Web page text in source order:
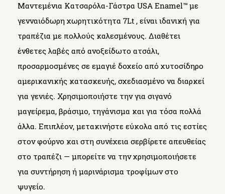
Μαντεμένια Κατσαρόλα-Γάστρα USA Enamel™ με
γενναιόδωρη χωρητικότητα 7Lt , είναι ιδανική για
τραπέζια με πολλούς καλεσμένους. Διαθέτει
ένθετες λαβές από ανοξείδωτο ατσάλι,
προσαρμοσμένες σε εμαγιέ δοχείο από χυτοσίδηρο
αμερικανικής κατασκευής, σχεδιασμένο να διαρκεί
για γενιές. Χρησιμοποιήστε την για σιγανό
μαγείρεμα, βράσιμο, τηγάνισμα και για τόσα πολλά
άλλα. Επιπλέον, μετακινήστε εύκολα από τις εστίες
στον φούρνο και στη συνέχεια σερβίρετε απευθείας
στο τραπέζι — μπορείτε να την χρησιμοποιήσετε
για συντήρηση ή μαρινάρισμα τροφίμων στο
ψυγείο.